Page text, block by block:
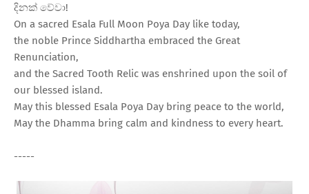
දිනක් වේවා!
On a sacred Esala Full Moon Poya Day like today,
the noble Prince Siddhartha embraced the Great
Renunciation,
and the Sacred Tooth Relic was enshrined upon the soil of
our blessed island.
May this blessed Esala Poya Day bring peace to the world,
May the Dhamma bring calm and kindness to every heart.
-----